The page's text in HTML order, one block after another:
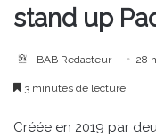
stand up
BAB Redacteur 28
3 minutes de lecture
Créée en 2019 par